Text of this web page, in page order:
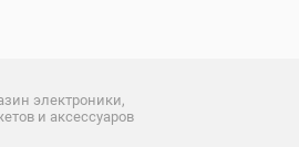
электроники,
и аксессуаров